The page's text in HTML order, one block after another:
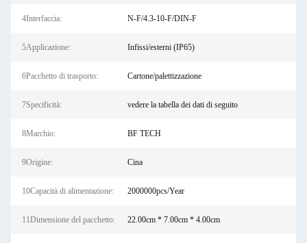
4Interfaccia: N-F/4.3-10-F/DIN-F
5Applicazione: Infissi/esterni (IP65)
6Pacchetto di trasporto: Cartone/palettizzazione
7Specificità: vedere la tabella dei dati di seguito
8Marchio: BF TECH
9Origine: Cina
10Capacità di alimentazione: 2000000pcs/Year
11Dimensione del pacchetto: 22.00cm * 7.00cm * 4.00cm